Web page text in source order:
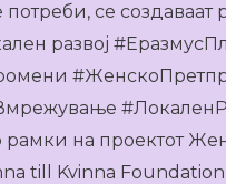
потреби, се
развој
на проектот
till Kvinna